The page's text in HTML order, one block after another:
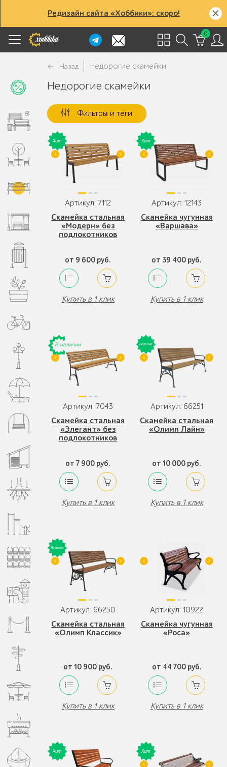
Редизайн сайта «Хоббики»: скоро!
0
Назад Недорогие скамейки
Недорогие скамейки
Фильтры и теги
Артикул: 7112
Скамейка стальная
«Модерн» без
подлокотников
от 9 600 руб.
Купить в 1 клик
Артикул: 12143
Скамейка чугунная
«Варшава»
от 39 400 руб.
Купить в 1 клик
В наличии
Артикул: 7043
Скамейка стальная
«Элегант» без
подлокотников
от 7 900 руб.
Купить в 1 клик
Артикул: 66251
Скамейка стальная
«Олимп Лайн»
от 10 000 руб.
Купить в 1 клик
Артикул: 66250
Скамейка стальная
«Олимп Классик»
от 10 900 руб.
Купить в 1 клик
Артикул: 10922
Скамейка чугунная
«Роса»
от 44 700 руб.
Купить в 1 клик